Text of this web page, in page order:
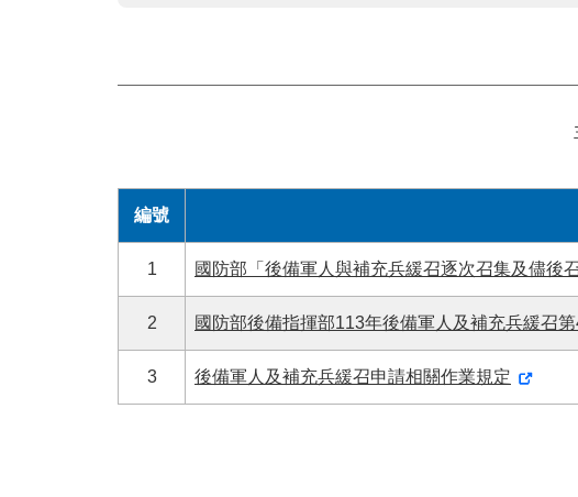
編號
1 國防部「後備軍人與補充兵緩召逐次召集及儘後
2 國防部後備指揮部113年後備軍人及補充兵緩召
3 後備軍人及補充兵緩召申請相關作業規定